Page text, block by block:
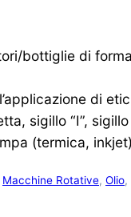
bottiglie di
di
sigillo “I”, sigillo
(termica, inkjet)
Macchine Rotative, Olio,